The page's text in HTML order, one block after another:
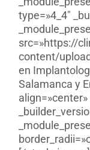
type=»4_4″
src=»https://
content/
en
Salamanca y